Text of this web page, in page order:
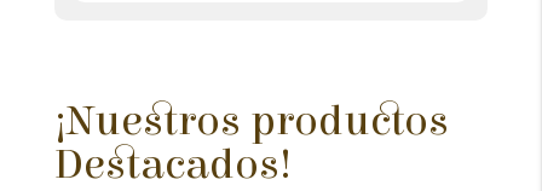
¡Nuestros productos
Destacados!